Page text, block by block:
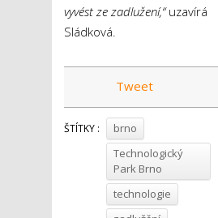
vyvést ze zadlužení,“uzavírá
Sládková.
Tweet
ŠTÍTKY :
brno
Technologický
Park Brno
technologie